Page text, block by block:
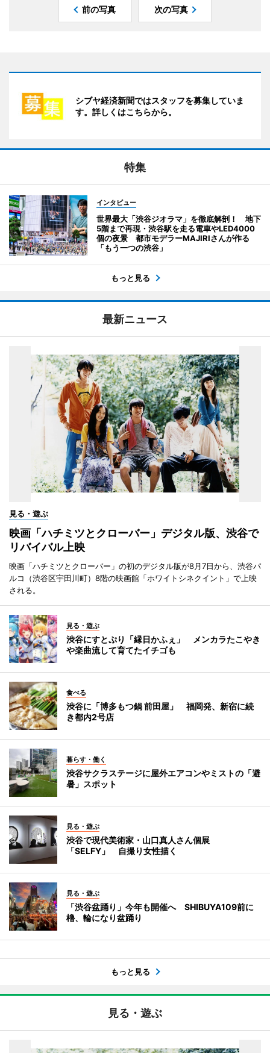
前の写真 次の写真
シブヤ経済新聞ではスタッフを募集していま
す。詳しくはこちらから。
特集
インタビュー
世界最大「渋谷ジオラマ」を徹底解剖！ 地下
5階まで再現・渋谷駅を走る電車やLED4000
個の夜景 都市モデラーMAJIRIさんが作る
「もう一つの渋谷」
もっと見る
最新ニュース
見る・遊ぶ
映画「ハチミツとクローバー」デジタル版、渋谷で
リバイバル上映
映画「ハチミツとクローバー」の初のデジタル版が8月7日から、渋谷パ
ルコ（渋谷区宇田川町）8階の映画館「ホワイトシネクイント」で上映
される。
見る・遊ぶ
渋谷にすとぷり「縁日かふぇ」 メンカラたこやき
や楽曲流して育てたイチゴも
食べる
渋谷に「博多もつ鍋 前田屋」 福岡発、新宿に続
き都内2号店
暮らす・働く
渋谷サクラステージに屋外エアコンやミストの「避
暑」スポット
見る・遊ぶ
渋谷で現代美術家・山口真人さん個展
「SELFY」 自撮り女性描く
見る・遊ぶ
「渋谷盆踊り」今年も開催へ SHIBUYA109前に
櫓、輪になり盆踊り
もっと見る
見る・遊ぶ